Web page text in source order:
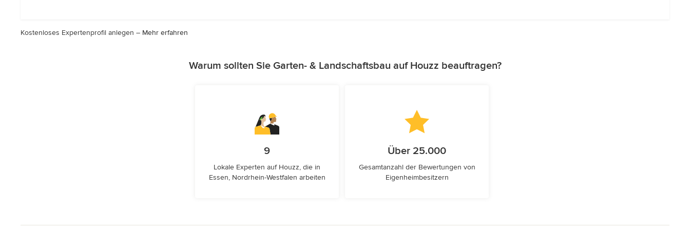
Kostenloses Expertenprofil anlegen – Mehr erfahren
Warum sollten Sie Garten- & Landschaftsbau auf Houzz beauftragen?
9
Lokale Experten auf Houzz, die in
Essen, Nordrhein-Westfalen arbeiten
Über 25.000
Gesamtanzahl der Bewertungen von
Eigenheimbesitzern